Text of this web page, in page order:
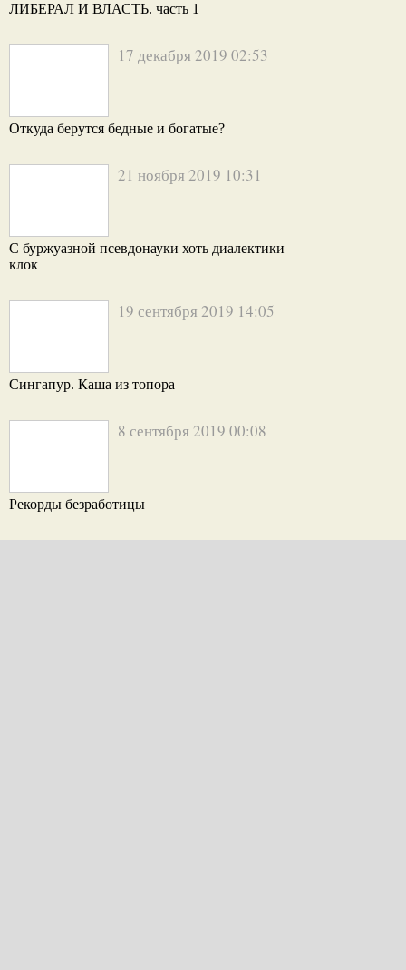
ЛИБЕРАЛ И ВЛАСТЬ. часть 1
17 декабря 2019 02:53
Откуда берутся бедные и богатые?
21 ноября 2019 10:31
С буржуазной псевдонауки хоть диалектики
клок
19 сентября 2019 14:05
Сингапур. Каша из топора
8 сентября 2019 00:08
Рекорды безработицы